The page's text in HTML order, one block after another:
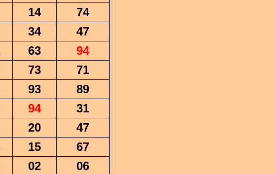
14
74
34
47
63
94
73
71
93
89
94
31
20
47
15
67
02
06